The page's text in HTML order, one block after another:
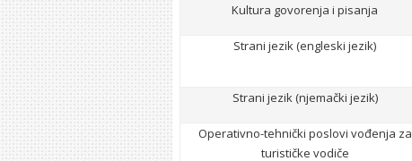
Kultura govorenja i pisanja
Strani jezik (engleski jezik)
Strani jezik (njemački jezik)
Operativno-tehnički poslovi vođenja za
turističke vodiče